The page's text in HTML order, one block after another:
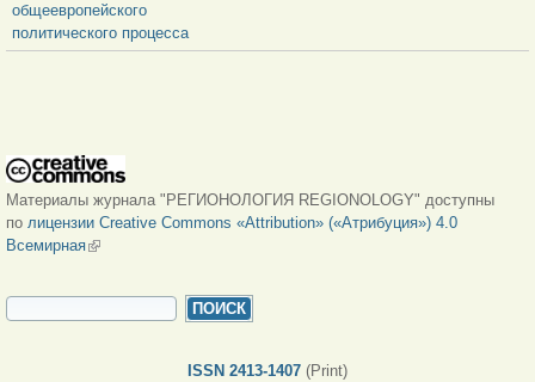
общеевропейского
политического процесса
Материалы журнала "РЕГИОНОЛОГИЯ REGIONOLOGY" доступны
по лицензии Creative Commons «Attribution» («Атрибуция») 4.0
Всемирная(внешняя ссылка)
ФОРМА ПОИСКА
ISSN 2413-1407 (Print)